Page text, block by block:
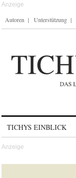
Autoren Unterstützung
TICHYS EINBLICK